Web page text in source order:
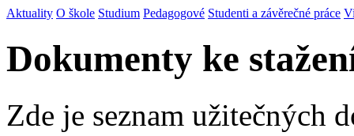
Aktuality O škole Studium Pedagogové Studenti a závěrečné práce
Dokumenty ke
Zde je seznam užitečných